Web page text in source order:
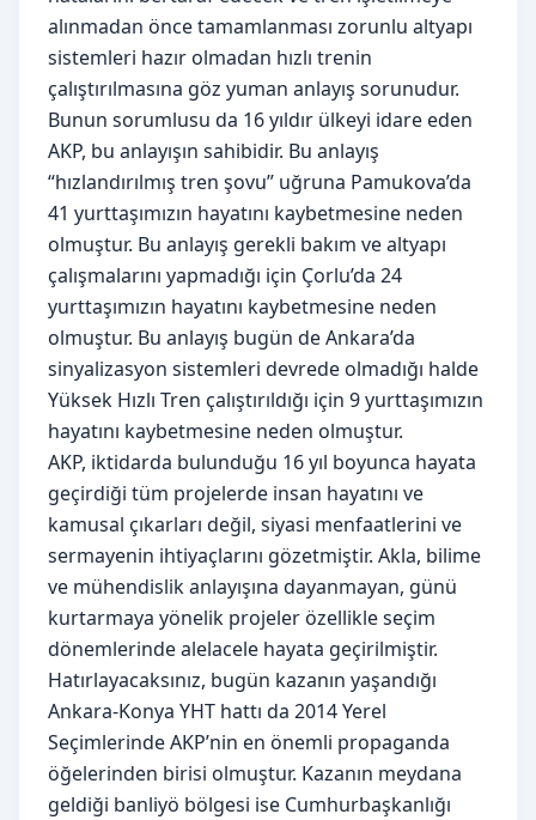
alınmadan önce tamamlanması zorunlu altyapı
sistemleri hazır olmadan hızlı trenin
çalıştırılmasına göz yuman anlayış sorunudur.
Bunun sorumlusu da 16 yıldır ülkeyi idare eden
AKP, bu anlayışın sahibidir. Bu anlayış
“hızlandırılmış tren şovu” uğruna Pamukova’da
41 yurttaşımızın hayatını kaybetmesine neden
olmuştur. Bu anlayış gerekli bakım ve altyapı
çalışmalarını yapmadığı için Çorlu’da 24
yurttaşımızın hayatını kaybetmesine neden
olmuştur. Bu anlayış bugün de Ankara’da
sinyalizasyon sistemleri devrede olmadığı halde
Yüksek Hızlı Tren çalıştırıldığı için 9 yurttaşımızın
hayatını kaybetmesine neden olmuştur.
AKP, iktidarda bulunduğu 16 yıl boyunca hayata
geçirdiği tüm projelerde insan hayatını ve
kamusal çıkarları değil, siyasi menfaatlerini ve
sermayenin ihtiyaçlarını gözetmiştir. Akla, bilime
ve mühendislik anlayışına dayanmayan, günü
kurtarmaya yönelik projeler özellikle seçim
dönemlerinde alelacele hayata geçirilmiştir.
Hatırlayacaksınız, bugün kazanın yaşandığı
Ankara-Konya YHT hattı da 2014 Yerel
Seçimlerinde AKP’nin en önemli propaganda
öğelerinden birisi olmuştur. Kazanın meydana
geldiği banliyö bölgesi ise Cumhurbaşkanlığı